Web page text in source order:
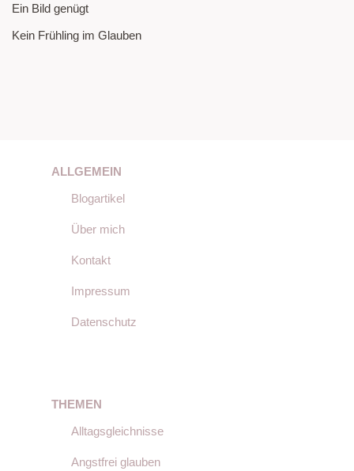
Ein Bild genügt
Kein Frühling im Glauben
ALLGEMEIN
Blogartikel
Über mich
Kontakt
Impressum
Datenschutz
THEMEN
Alltagsgleichnisse
Angstfrei glauben